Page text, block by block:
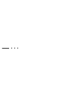
府中市にて、リフォーム中の建物でダシロアリ消毒作業を行いまし...